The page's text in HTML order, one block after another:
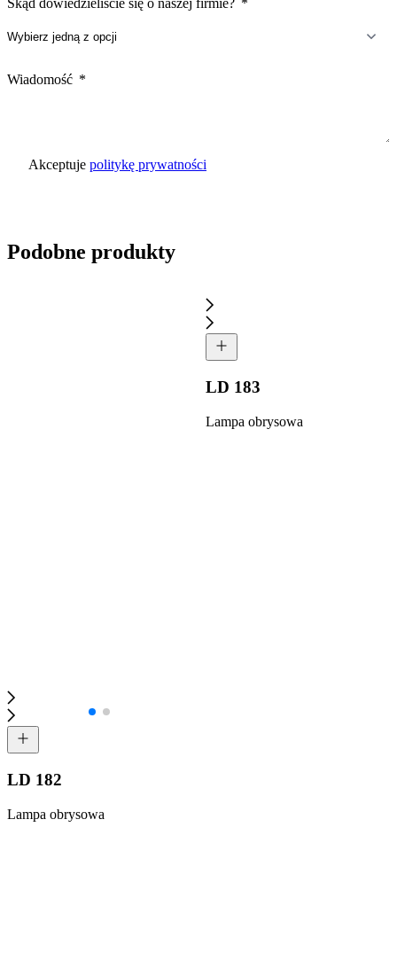
Skąd dowiedzieliście się o naszej firmie?
Wiadomość
Akceptuje politykę prywatności
Podobne produkty
LD 182
Lampa obrysowa
LD 183
Lampa obrysowa